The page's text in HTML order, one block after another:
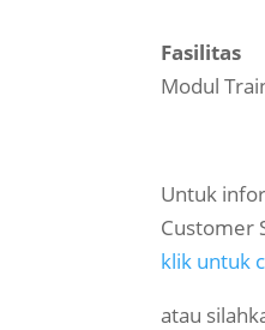
Fasilitas
Modul
Untuk
Customer
klik untuk
atau